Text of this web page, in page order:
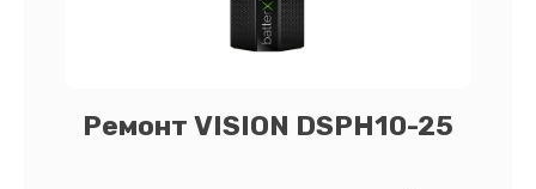
Ремонт VISION DSPH10-25